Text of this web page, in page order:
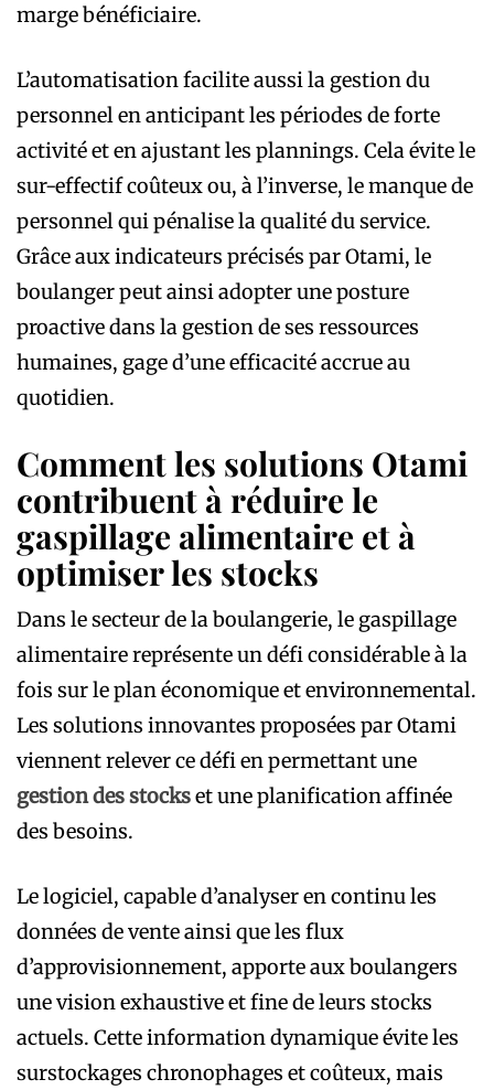
marge bénéficiaire.
L’automatisation facilite aussi la gestion du
personnel en anticipant les périodes de forte
activité et en ajustant les plannings. Cela évite le
sur-effectif coûteux ou, à l’inverse, le manque de
personnel qui pénalise la qualité du service.
Grâce aux indicateurs précisés par Otami, le
boulanger peut ainsi adopter une posture
proactive dans la gestion de ses ressources
humaines, gage d’une efficacité accrue au
quotidien.
Comment les solutions Otami
contribuent à réduire le
gaspillage alimentaire et à
optimiser les stocks
Dans le secteur de la boulangerie, le gaspillage
alimentaire représente un défi considérable à la
fois sur le plan économique et environnemental.
Les solutions innovantes proposées par Otami
viennent relever ce défi en permettant une
gestion des stockset une planification affinée
des besoins.
Le logiciel, capable d’analyser en continu les
données de vente ainsi que les flux
d’approvisionnement, apporte aux boulangers
une vision exhaustive et fine de leurs stocks
actuels. Cette information dynamique évite les
surstockages chronophages et coûteux, mais